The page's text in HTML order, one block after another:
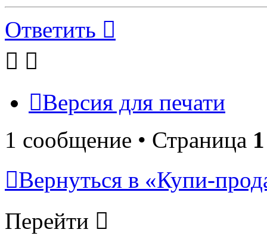
Ответить
Версия для печати
1 сообщение • Страница 1
Вернуться в «Купи-
Перейти